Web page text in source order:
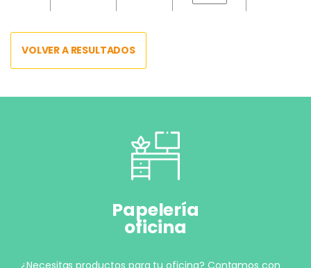
VOLVER A RESULTADOS
Papelería
oficina